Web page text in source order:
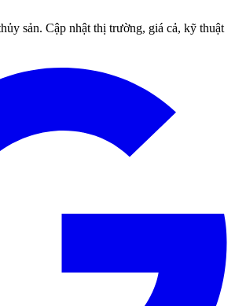
sản. Cập nhật thị trường, giá cả, kỹ thuật